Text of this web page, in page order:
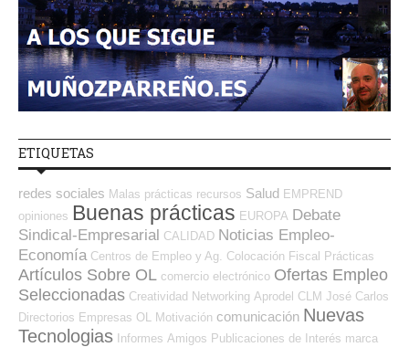
ETIQUETAS
redes sociales Malas prácticas recursos Salud EMPREND
opiniones Buenas prácticas EUROPA Debate
Sindical-Empresarial CALIDAD Noticias Empleo-
Economía Centros de Empleo y Ag. Colocación Fiscal Prácticas
Artículos Sobre OL comercio electrónico Ofertas Empleo
Seleccionadas Creatividad Networking Aprodel CLM José Carlos
Directorios Empresas OL
Motivación comunicación Nuevas
Tecnologias Informes Amigos Publicaciones de Interés marca